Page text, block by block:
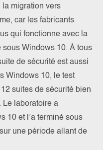
la migration vers
car les fabricants
qui fonctionne avec la
Windows 10. À tous
de sécurité est aussi
Windows 10, le test
suites de sécurité bien
Le laboratoire a
10 et l’a terminé sous
une période allant de